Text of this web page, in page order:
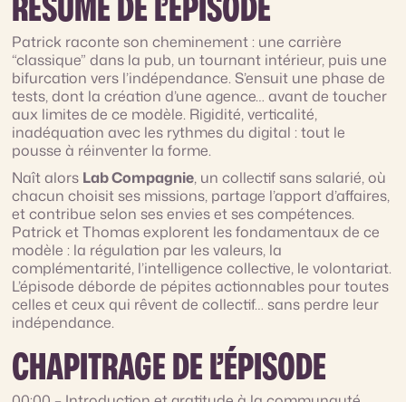
Patrick raconte son cheminement : une carrière
“classique” dans la pub, un tournant intérieur, puis une
bifurcation vers l’indépendance. S’ensuit une phase de
tests, dont la création d’une agence… avant de toucher
aux limites de ce modèle. Rigidité, verticalité,
inadéquation avec les rythmes du digital : tout le
pousse à réinventer la forme.
Naît alors Lab Compagnie, un collectif sans salarié, où
chacun choisit ses missions, partage l’apport d’affaires,
et contribue selon ses envies et ses compétences.
Patrick et Thomas explorent les fondamentaux de ce
modèle : la régulation par les valeurs, la
complémentarité, l’intelligence collective, le volontariat.
L’épisode déborde de pépites actionnables pour toutes
celles et ceux qui rêvent de collectif… sans perdre leur
indépendance.
CHAPITRAGE DE L’ÉPISODE